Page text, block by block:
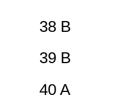
38 B
39 B
40 A